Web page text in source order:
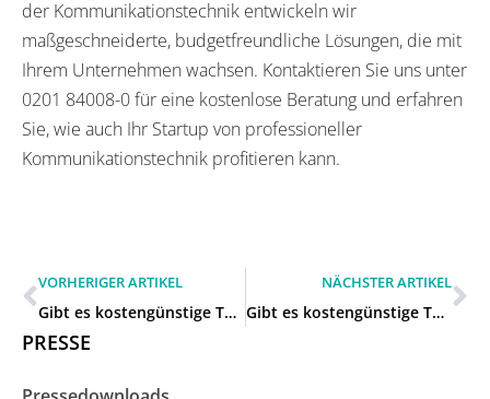
der Kommunikationstechnik entwickeln wir
maßgeschneiderte, budgetfreundliche Lösungen, die mit
Ihrem Unternehmen wachsen. Kontaktieren Sie uns unter
0201 84008-0 für eine kostenlose Beratung und erfahren
Sie, wie auch Ihr Startup von professioneller
Kommunikationstechnik profitieren kann.
VORHERIGER ARTIKEL
Gibt es kostengünstige Telefonanlagen für Startups und kleine Firmen in Moers?
NÄCHSTER ARTIKEL
Gibt es kostengünstige Telefonanlagen für Startups und kleine Firmen in Moers?
PRESSE